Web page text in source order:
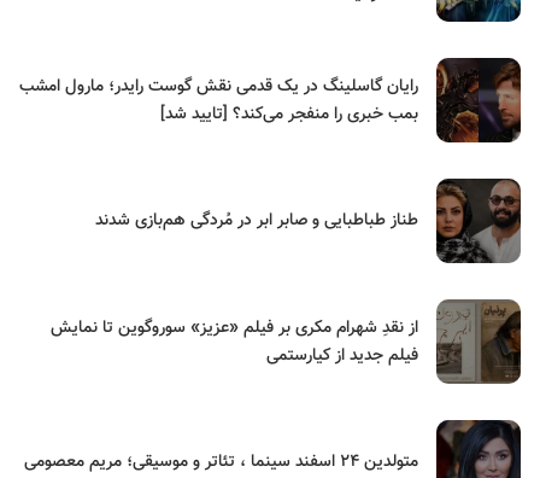
رایان گاسلینگ در یک قدمی نقش گوست رایدر؛ مارول امشب
بمب خبری را منفجر می‌کند؟ [تایید شد]
طناز طباطبایی و صابر ابر در مُردگی هم‌بازی شدند
از نقدِ شهرام مکری بر فیلم «عزیز» سوروگوین تا نمایش
فیلم جدید از کیارستمی
متولدین ۲۴ اسفند سینما ، تئاتر و موسیقی؛ مریم معصومی